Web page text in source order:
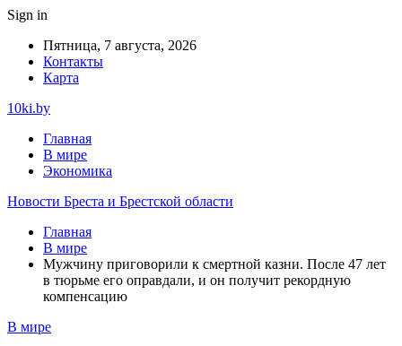
Sign in
Пятница, 7 августа, 2026
Контакты
Карта
10ki.by
Главная
В мире
Экономика
Новости Бреста и Брестской области
Главная
В мире
Мужчину приговорили к смертной казни. После 47 лет
в тюрьме его оправдали, и он получит рекордную
компенсацию
В мире